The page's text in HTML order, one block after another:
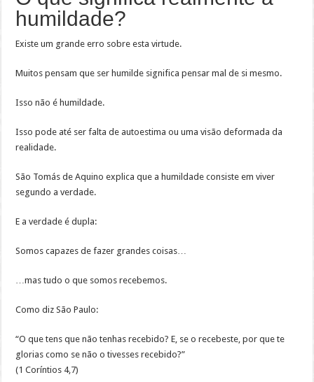
humildade?
Existe um grande erro sobre esta virtude.
Muitos pensam que ser humilde significa pensar mal de si mesmo.
Isso não é humildade.
Isso pode até ser falta de autoestima ou uma visão deformada da
realidade.
São Tomás de Aquino explica que a humildade consiste em viver
segundo a verdade.
E a verdade é dupla:
Somos capazes de fazer grandes coisas…
…mas tudo o que somos recebemos.
Como diz São Paulo:
“O que tens que não tenhas recebido? E, se o recebeste, por que te
glorias como se não o tivesses recebido?”
(1 Coríntios 4,7)